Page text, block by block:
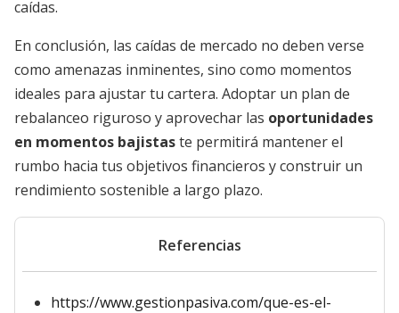
caídas.
En conclusión, las caídas de mercado no deben verse
como amenazas inminentes, sino como momentos
ideales para ajustar tu cartera. Adoptar un plan de
rebalanceo riguroso y aprovechar las oportunidades
en momentos bajistaste permitirá mantener el
rumbo hacia tus objetivos financieros y construir un
rendimiento sostenible a largo plazo.
Referencias
https://www.gestionpasiva.com/que-es-el-